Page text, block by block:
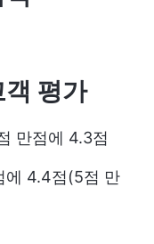
평가
만점에 4.3점
에 4.4점(5점 만